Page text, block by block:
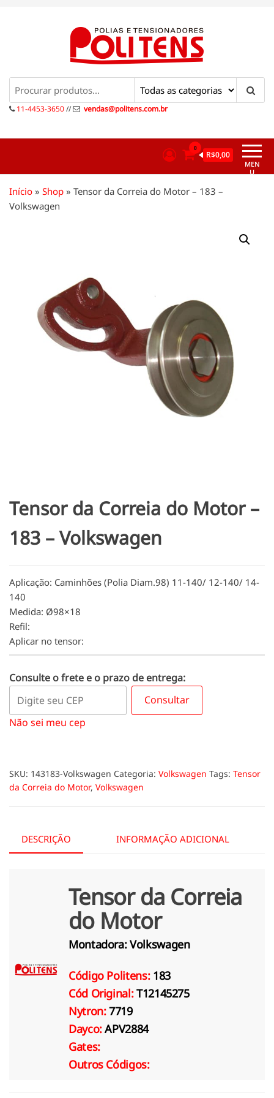
Politens Polias e tensionadores
11-4453-3650// vendas@politens.com.br
MEN
U
0
R$0,00
Início » Shop » Tensor da Correia do Motor – 183 –
Volkswagen
Tensor da Correia do Motor –
183 – Volkswagen
Aplicação: Caminhões (Polia Diam.98) 11-140/ 12-140/ 14-
140
Medida: Ø98×18
Refil:
Aplicar no tensor:
Consulte o frete e o prazo de entrega:
Consultar
Não sei meu cep
SKU: 143183-Volkswagen Categoria: Volkswagen Tags: Tensor
da Correia do Motor, Volkswagen
DESCRIÇÃO INFORMAÇÃO ADICIONAL
Tensor da Correia
do Motor
Montadora:Volkswagen
Código Politens: 183
Cód Original:T12145275
Nytron:7719
Dayco:APV2884
Gates:
Outros Códigos: